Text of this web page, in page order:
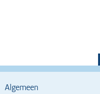
Algemeen